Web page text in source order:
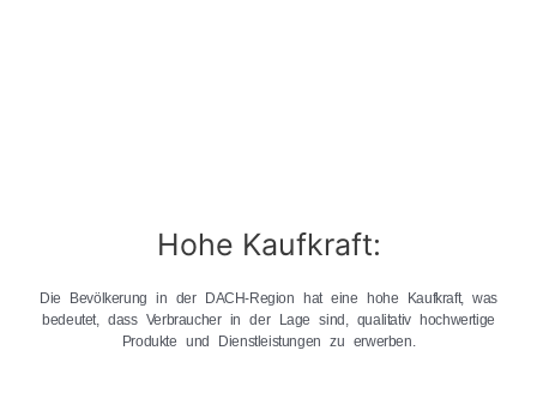
Hohe Kaufkraft:
Die Bevölkerung in der DACH-Region hat eine hohe Kaufkraft, was
bedeutet, dass Verbraucher in der Lage sind, qualitativ hochwertige
Produkte und Dienstleistungen zu erwerben.